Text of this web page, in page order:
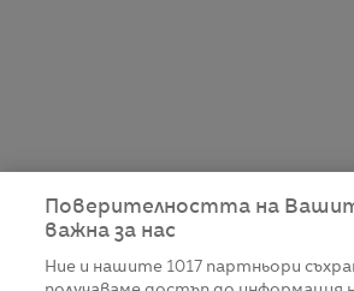
Поверителността на
важна за нас
Ние и нашите 1017 партньори